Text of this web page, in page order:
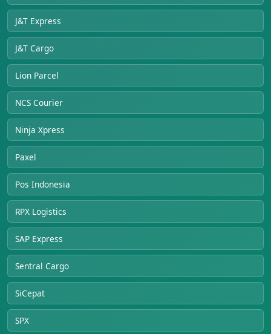
J&T Express
J&T Cargo
Lion Parcel
NCS Courier
Ninja Xpress
Paxel
Pos Indonesia
RPX Logistics
SAP Express
Sentral Cargo
SiCepat
SPX